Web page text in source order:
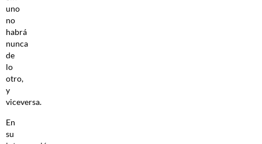
uno
no
habrá
nunca
de
lo
otro,
y
viceversa.
En
su